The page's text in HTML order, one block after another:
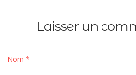
Laisser un
Nom *